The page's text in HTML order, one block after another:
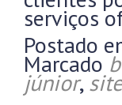
serviços
Postado
Marcado
júnior,